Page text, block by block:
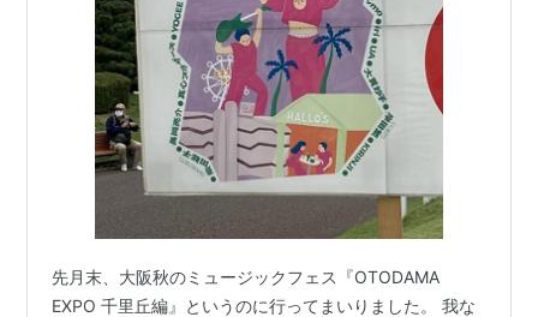
となえるよ(ソノシート)/ya-to-i｜日本のロック｜デ
ィスクユニオン･オンラインショップ｜diskunion.net
bamboo boat
アーティスト:camera-stylo(カメ
ラ=万年筆)
Pヴァイン・レコ
ード
メディア:CD
この商品を含むブログ (2件) を見る
先月末、大阪秋のミュージックフェス『OTODAMA
EXPO 千里丘編』というのに行ってまいりました。 我な